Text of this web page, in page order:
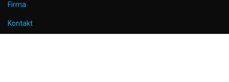
Firma
Kontakt